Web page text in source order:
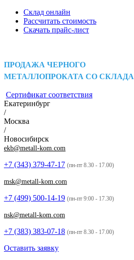
Склад онлайн
Рассчитать стоимость
Скачать прайс-лист
ПРОДАЖА ЧЕРНОГО
МЕТАЛЛОПРОКАТА СО СКЛАДА
Сертификат соответствия
Екатеринбург
/
Москва
/
Новосибирск
ekb@metall-kom.com
+7 (343) 379-47-17 (пн-пт 8.30 - 17.00)
msk@metall-kom.com
+7 (499) 500-14-19 (пн-пт 9:00 - 17.30)
nsk@metall-kom.com
+7 (383) 383-07-18 (пн-пт 8.30 - 17.00)
Оставить заявку